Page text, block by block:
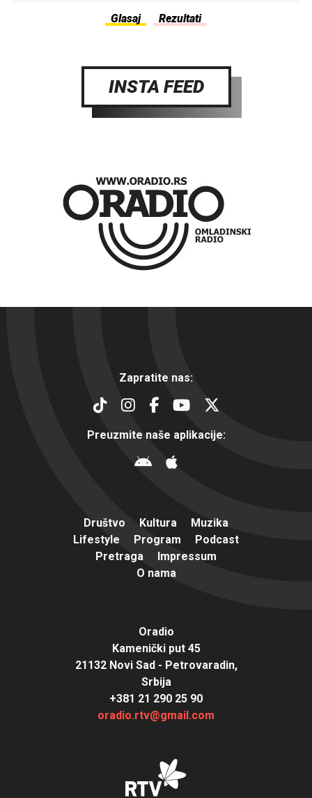
INSTA FEED
Zapratite nas:
Preuzmite naše aplikacije:
Društvo Kultura
Muzika
Lifestyle
Program
Podcast
Pretraga
Impressum
O nama
Oradio
Kamenički put 45
21132 Novi Sad - Petrovaradin,
Srbija
+381 21 290 25 90
oradio.rtv@gmail.com